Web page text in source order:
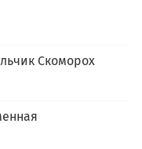
Скоморох